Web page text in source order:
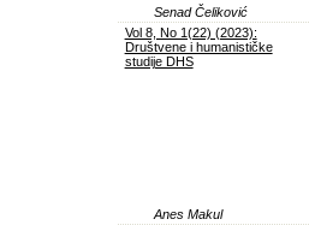
Senad Čeliković
Vol 8, No 1(22) (2023):
Društvene i humanističke
studije DHS
Anes Makul